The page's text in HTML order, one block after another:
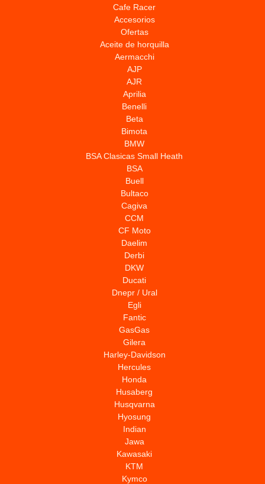
Cafe Racer
Accesorios
Ofertas
Aceite de horquilla
Aermacchi
AJP
AJR
Aprilia
Benelli
Beta
Bimota
BMW
BSA Clasicas Small Heath
BSA
Buell
Bultaco
Cagiva
CCM
CF Moto
Daelim
Derbi
DKW
Ducati
Dnepr / Ural
Egli
Fantic
GasGas
Gilera
Harley-Davidson
Hercules
Honda
Husaberg
Husqvarna
Hyosung
Indian
Jawa
Kawasaki
KTM
Kymco